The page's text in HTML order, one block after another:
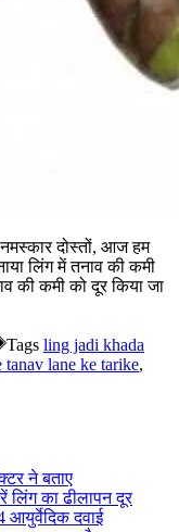
दोस्तों, आज हम
लिंग में तनाव की कमी
की कमी को दूर किया जा
Tags ling jadi khada
tanav lane ke tarike,
ने बताए
का ढीलापन दूर
दवाई